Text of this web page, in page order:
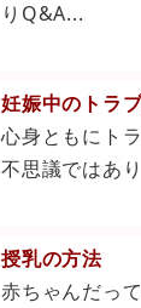
りQ&A...
妊娠中のトラ
心身ともにト
不思議ではあ
授乳の方法
赤ちゃんだっ